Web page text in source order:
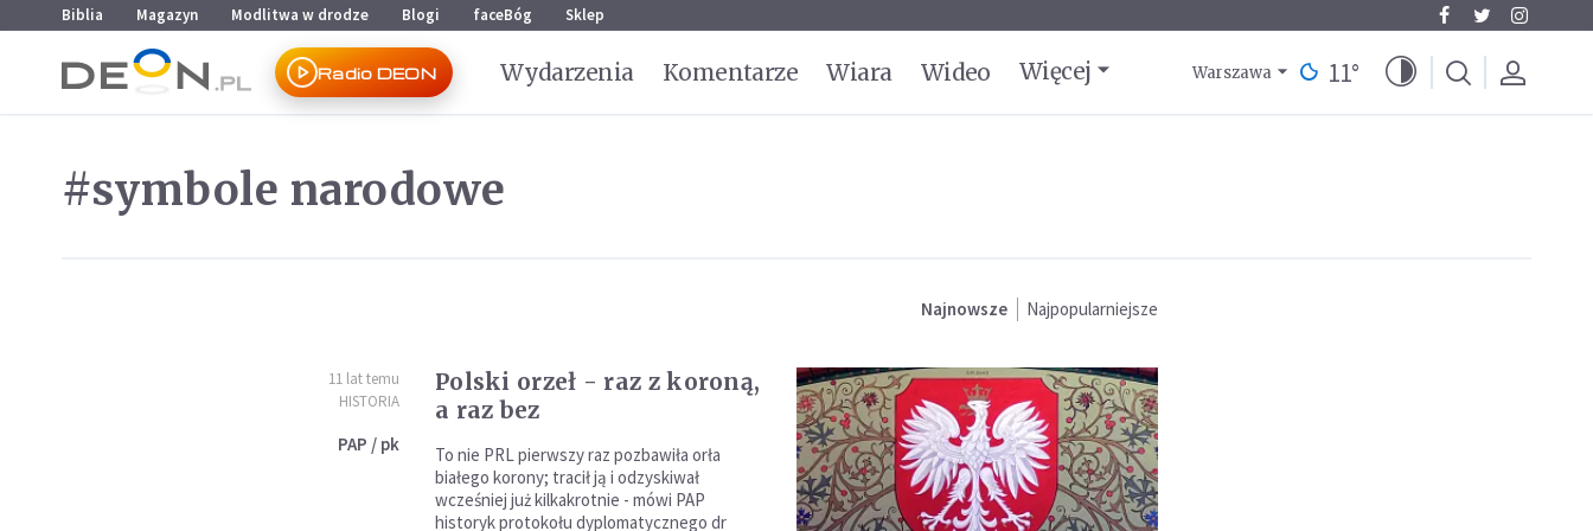
Przejdź do menu głównego
Przejdź do treści
Biblia Magazyn Modlitwa w drodze Blogi faceBóg Sklep
Radio DEON Wydarzenia Komentarze Wiara Wideo Więcej Warszawa 11°
#symbole narodowe
Najnowsze Najpopularniejsze
11 lat temu
HISTORIA
PAP / pk
Polski orzeł - raz z koroną,
a raz bez
To nie PRL pierwszy raz pozbawiła orła
białego korony; tracił ją i odzyskiwał
wcześniej już kilkakrotnie - mówi PAP
historyk protokołu dyplomatycznego dr